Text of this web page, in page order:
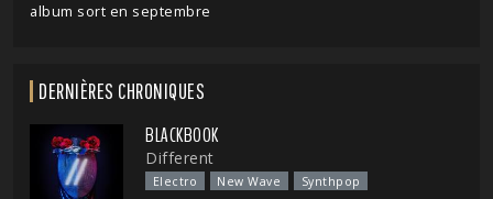
album sort en septembre
DERNIÈRES CHRONIQUES
BLACKBOOK
Different
Electro New Wave Synthpop